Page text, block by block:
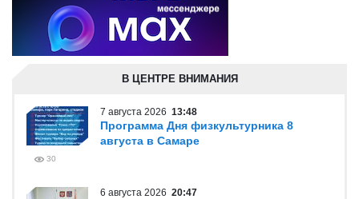
В ЦЕНТРЕ ВНИМАНИЯ
7 августа 2026 13:48
Программа Дня физкультурника 8
августа в Самаре
30
6 августа 2026 20:47